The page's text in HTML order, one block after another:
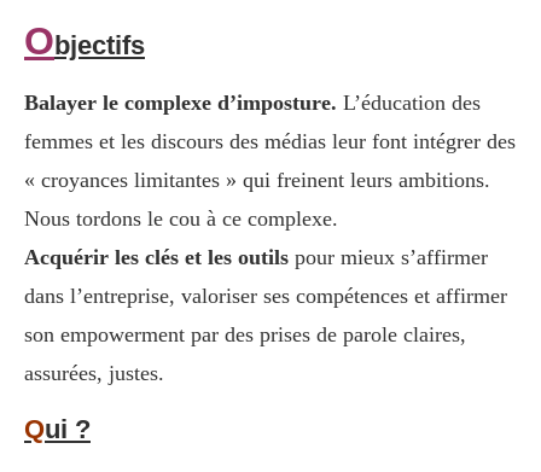
Objectifs
Balayer le complexe d’imposture. L’éducation des
femmes et les discours des médias leur font intégrer des
« croyances limitantes » qui freinent leurs ambitions.
Nous tordons le cou à ce complexe.
Acquérir les clés et les outils pour mieux s’affirmer
dans l’entreprise, valoriser ses compétences et affirmer
son empowerment par des prises de parole claires,
assurées, justes.
Qui ?